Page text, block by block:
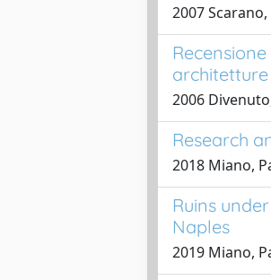
2007
2006
Research
2018 Miano,
Ruins
Naples
2019 Miano,